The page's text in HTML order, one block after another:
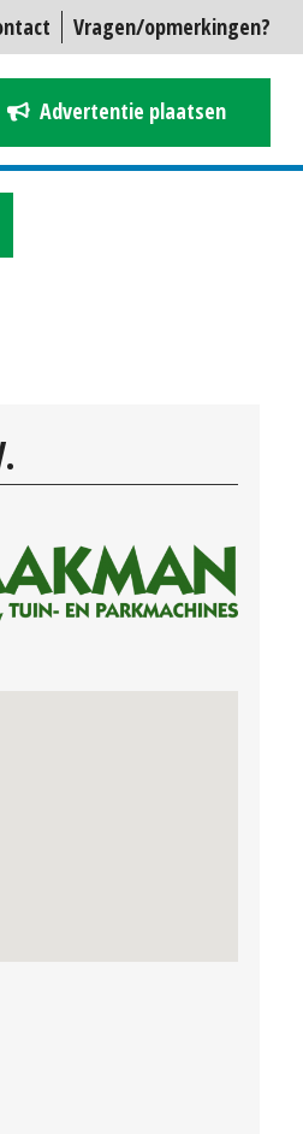
Vragen/opmerkingen?
Advertentie plaatsen